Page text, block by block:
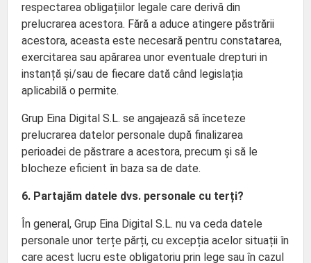
respectarea obligațiilor legale care derivă din
prelucrarea acestora. Fără a aduce atingere păstrării
acestora, aceasta este necesară pentru constatarea,
exercitarea sau apărarea unor eventuale drepturi in
instanță și/sau de fiecare dată când legislația
aplicabilă o permite.
Grup Eina Digital S.L. se angajează să înceteze
prelucrarea datelor personale după finalizarea
perioadei de păstrare a acestora, precum și să le
blocheze eficient în baza sa de date.
6. Partajăm datele dvs. personale cu terți?
În general, Grup Eina Digital S.L. nu va ceda datele
personale unor terțe părți, cu excepția acelor situații în
care acest lucru este obligatoriu prin lege sau în cazul